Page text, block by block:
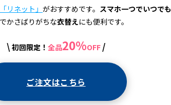
リネット」 がおすすめです。 スマホ一つでいつで
かさばりがちな衣替えにも便利です。
\ 初回限定！ 全品20%OFF /
ご注文はこちら